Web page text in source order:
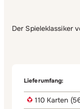
Der Spieleklassiker
Lieferumfang:
110 Karten